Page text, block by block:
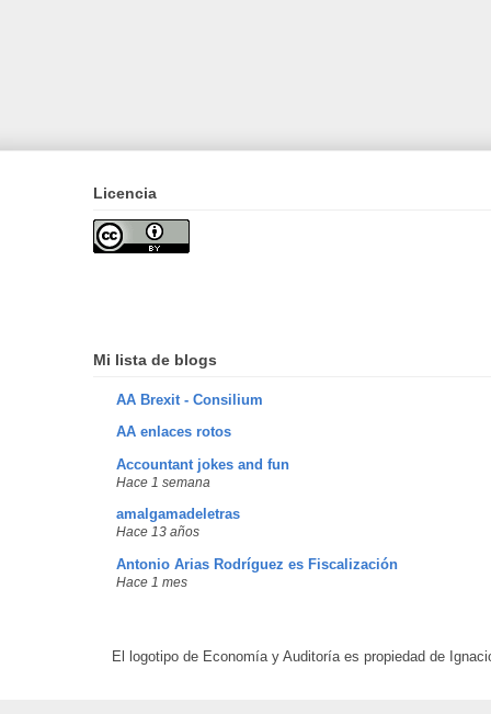
Licencia
Mi lista de blogs
AA Brexit - Consilium
AA enlaces rotos
Accountant jokes and fun
Hace 1 semana
amalgamadeletras
Hace 13 años
Antonio Arias Rodríguez es Fiscalización
Hace 1 mes
El logotipo de Economía y Auditoría es propiedad de